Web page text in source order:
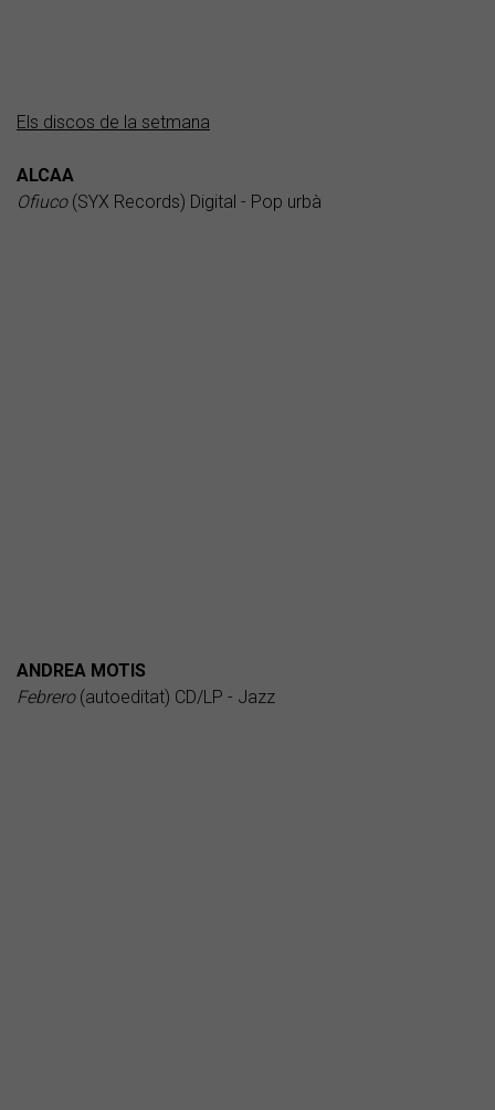
Els discos de la setmana
ALCAA
Ofiuco(SYX Records) Digital - Pop urbà
ANDREA MOTIS
Febrero(autoeditat) CD/LP - Jazz